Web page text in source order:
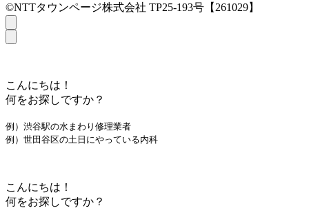
©NTTタウンページ株式会社 TP25-193号【261029】
こんにちは！
何をお探しですか？
例）渋谷駅の水まわり修理業者
例）世田谷区の土日にやっている内科
こんにちは！
何をお探しですか？